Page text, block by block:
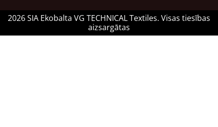
2026 SIA Ekobalta VG TECHNICAL Textiles. Visas tiesības
aizsargātas